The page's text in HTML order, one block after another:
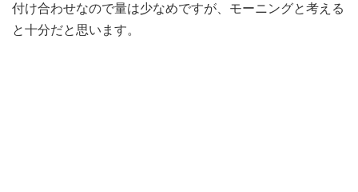
付け合わせなので量は少なめですが、モーニングと考える
と十分だと思います。